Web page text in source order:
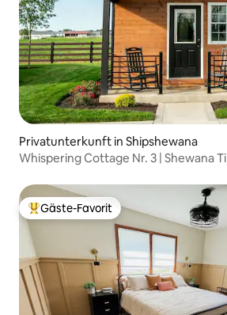
Privatunterkunft in Shipshewana
Whispering Cottage Nr. 3 | Shewana
Beliebter Gäste-Favorit.
Gäste-Favorit